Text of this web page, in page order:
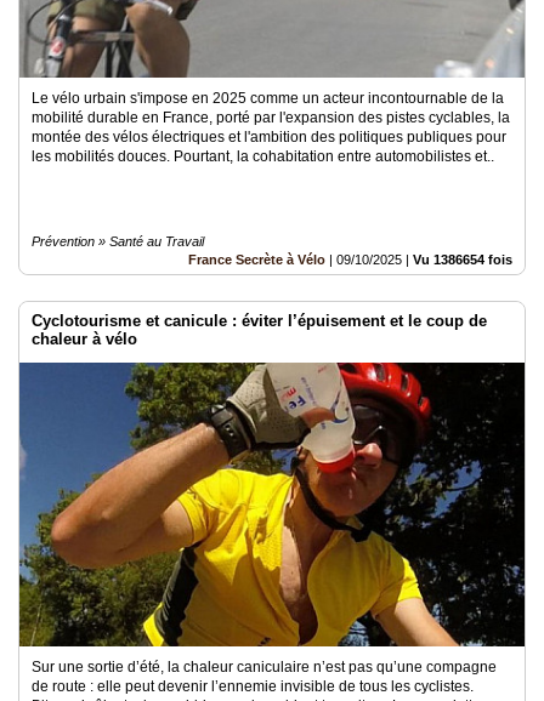
Le vélo urbain s'impose en 2025 comme un acteur incontournable de la
mobilité durable en France, porté par l'expansion des pistes cyclables, la
montée des vélos électriques et l'ambition des politiques publiques pour
les mobilités douces. Pourtant, la cohabitation entre automobilistes et..
Prévention » Santé au Travail
France Secrète à Vélo | 09/10/2025 | Vu 1386654 fois
Cyclotourisme et canicule : éviter l’épuisement et le coup de
chaleur à vélo
Sur une sortie d’été, la chaleur caniculaire n’est pas qu’une compagne
de route : elle peut devenir l’ennemie invisible de tous les cyclistes.